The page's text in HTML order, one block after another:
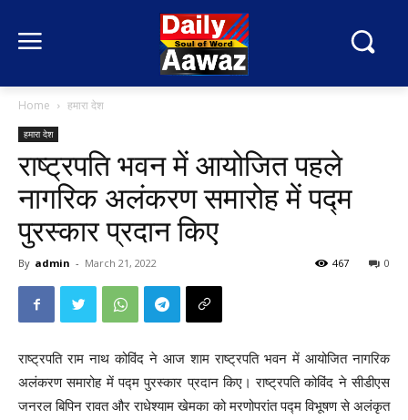
Home हमारा देश
हमारा देश
राष्ट्रपति भवन में आयोजित पहले
नागरिक अलंकरण समारोह में पद्म
पुरस्कार प्रदान किए
By admin - March 21, 2022 0
467
राष्ट्रपति राम नाथ कोविंद ने आज शाम राष्ट्रपति भवन में आयोजित नागरिक
अलंकरण समारोह में पद्म पुरस्कार प्रदान किए। राष्‍ट्रपति कोविंद ने सीडीएस
जनरल बिपिन रावत और राधेश्याम खेमका को मरणोपरांत पद्म विभूषण से अलंकृत